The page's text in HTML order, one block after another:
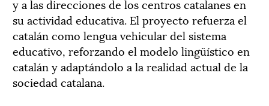
y a las direcciones de los centros catalanes en
su actividad educativa. El proyecto refuerza el
catalán como lengua vehicular del sistema
educativo, reforzando el modelo lingüístico en
catalán y adaptándolo a la realidad actual de la
sociedad catalana.